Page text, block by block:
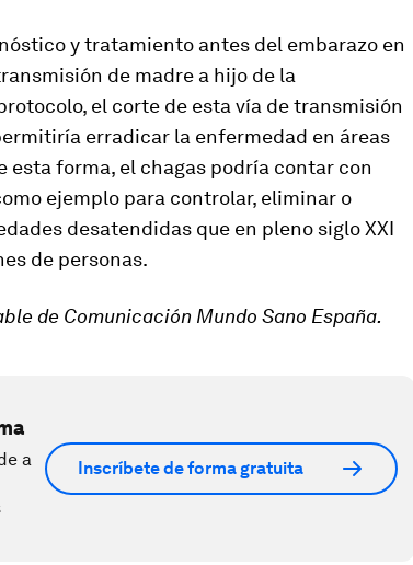
y tratamiento antes del embarazo en
de madre a hijo de la
el corte de esta vía de transmisión
erradicar la enfermedad en áreas
esta forma, el chagas podría contar con
ejemplo para controlar, eliminar o
desatendidas que en pleno siglo XXI
de personas.
de Comunicación Mundo Sano España.
a
Inscríbete de forma gratuita